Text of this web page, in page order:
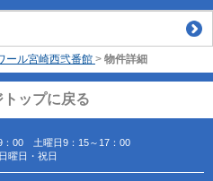
ール宮崎西弐番館 > 物件詳細
トップに戻る
：00 土曜日9：15～17：00
曜日・祝日